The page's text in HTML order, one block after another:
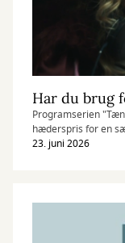
Har du brug
Programserien
hæderspris for en
populære bogserie
23. juni 2026